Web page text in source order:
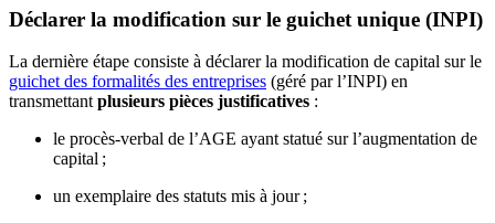
Déclarer la modification sur le guichet unique (INPI)
La dernière étape consiste à déclarer la modification de capital sur le
guichet des formalités des entreprises (géré par l’INPI) en
transmettant plusieurs pièces justificatives :
le procès-verbal de l’AGE ayant statué sur l’augmentation de
capital ;
un exemplaire des statuts mis à jour ;